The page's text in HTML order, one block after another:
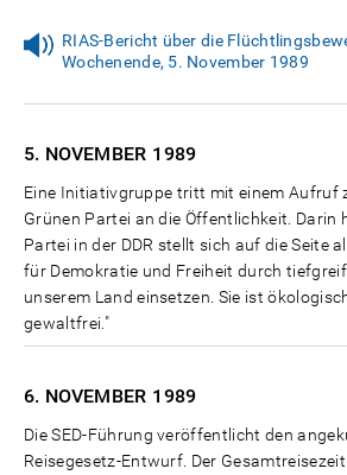
RIAS-Bericht über die
Wochenende, 5. November 1989
5. NOVEMBER 1989
Eine Initiativgruppe tritt mit einem Aufruf
Grünen Partei an die Öffentlichkeit. Darin
Partei in der DDR stellt sich auf die Seite
für Demokratie und Freiheit durch
unserem Land einsetzen. Sie ist
gewaltfrei."
6. NOVEMBER 1989
Die SED-Führung veröffentlicht den
Reisegesetz-Entwurf. Der